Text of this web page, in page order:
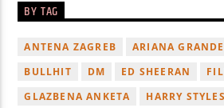
BY TAG
ANTENA ZAGREB ARIANA GRANDE
BULLHIT
DM ED SHEERAN
GLAZBENA ANKETA
HARRY STYLES